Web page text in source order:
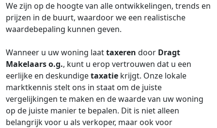
We zijn op de hoogte van alle ontwikkelingen, trends en
prijzen in de buurt, waardoor we een realistische
waardebepaling kunnen geven.
Wanneer u uw woning laattaxeren door Dragt
Makelaars o.g., kunt u erop vertrouwen dat u een
eerlijke en deskundigetaxatie krijgt. Onze lokale
marktkennis stelt ons in staat om de juiste
vergelijkingen te maken en de waarde van uw woning
op de juiste manier te bepalen. Dit is niet alleen
belangrijk voor u als verkoper, maar ook voor